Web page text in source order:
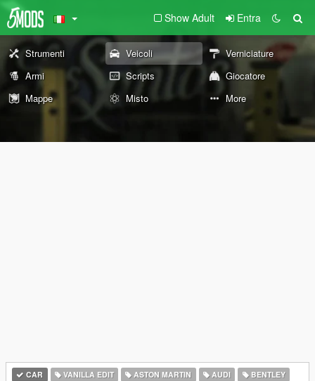
Show Adult Entra
Strumenti Veicoli
Verniciature
Armi
Scripts
Giocatore
Mappe
Misto More
CAR VANILLA EDIT ASTON MARTIN AUDI
BENTLEY